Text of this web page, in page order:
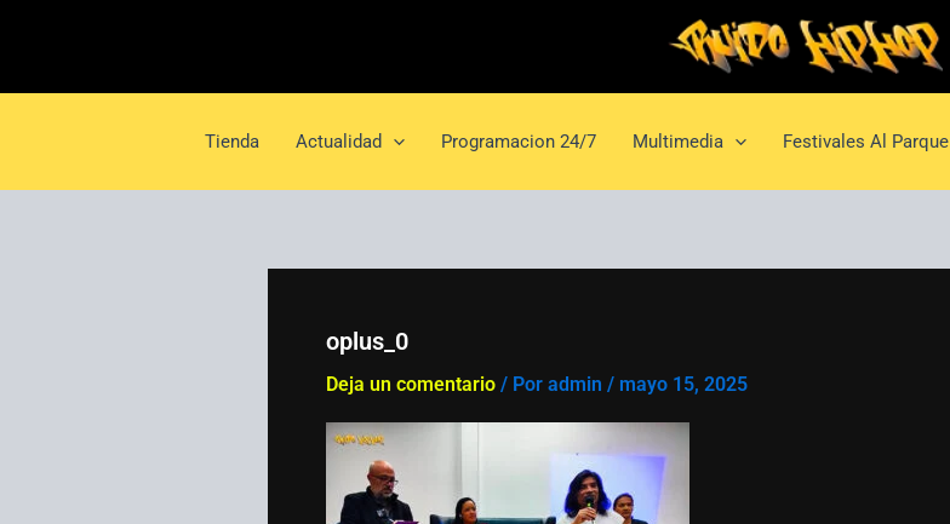
Tienda Actualidad Programacion 24/7 Multimedia Festivales Al Parque
oplus_0
Deja un comentario / Por admin / mayo 15, 2025